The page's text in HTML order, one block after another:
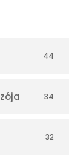
44
34
32